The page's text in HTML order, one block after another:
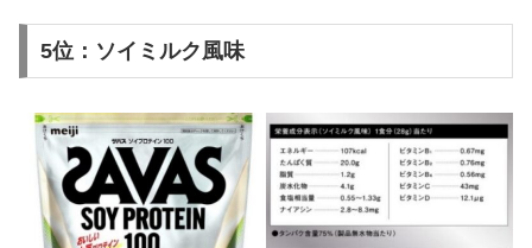
5位：ソイミルク風味